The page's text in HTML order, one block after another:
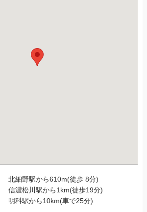
北細野駅から610m(徒歩 8分)
信濃松川駅から1km(徒歩19分)
明科駅から10km(車で25分)